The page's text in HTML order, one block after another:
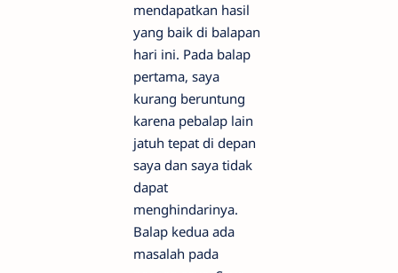
mendapatkan hasil
yang baik di balapan
hari ini. Pada balap
pertama, saya
kurang beruntung
karena pebalap lain
jatuh tepat di depan
saya dan saya tidak
dapat
menghindarinya.
Balap kedua ada
masalah pada